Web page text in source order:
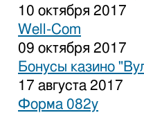
10 октября 2017
Well-Com
09 октября 2017
Бонусы казино
17 августа 2017
Форма 082у